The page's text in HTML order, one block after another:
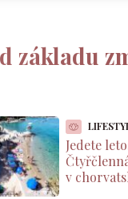
základu
Jedete
v